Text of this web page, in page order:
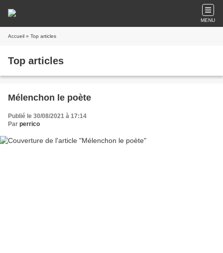
MENU
Accueil » Top articles
Top articles
Mélenchon le poète
Publié le 30/08/2021 à 17:14
Par perrico